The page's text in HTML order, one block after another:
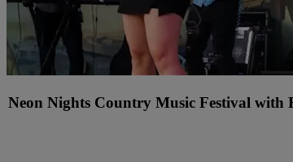
Neon Nights Country Music Festival with